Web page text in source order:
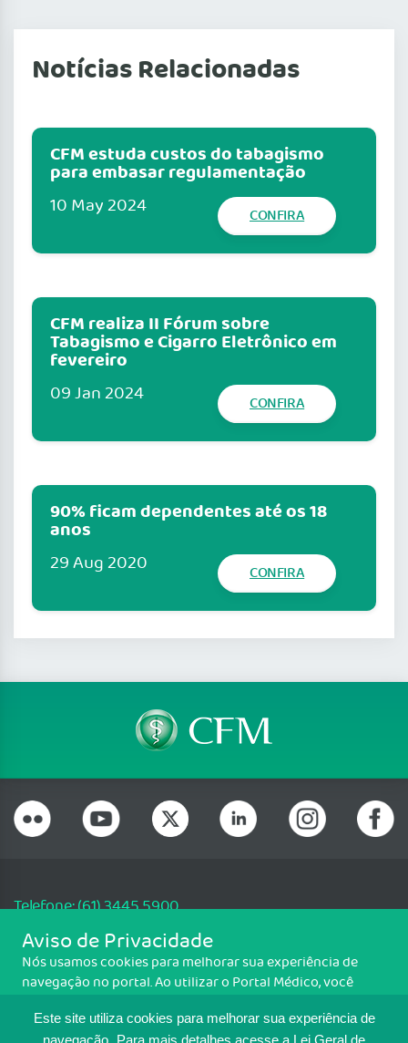
Este site utiliza cookies para melhorar sua experiência de
Notícias Relacionadas
CFM estuda custos do tabagismo
para embasar regulamentação
10 May 2024 CONFIRA
CFM realiza II Fórum sobre
Tabagismo e Cigarro Eletrônico em
fevereiro
09 Jan 2024 CONFIRA
90% ficam dependentes até os 18
anos
29 Aug 2020 CONFIRA
Telefone: (61) 3445 5900
Email: cfm@portalmedico.org.br
SGAS 616, Conjunto D, Lote 115, L2 Sul, Brasília/DF - CEP: 70200-760 -
CNPJ: 33.583.550/0001-30
Aviso de Privacidade
Nós usamos cookies para melhorar sua experiência de
navegação no portal. Ao utilizar o Portal Médico, você
Para ter mais informações sobre como isso é feito, acesse